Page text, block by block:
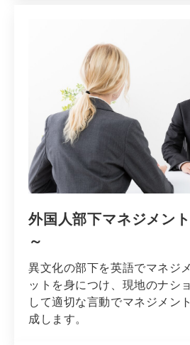
外国人部下マネジメン
～
異文化の部下を英語でマネジ
ットを身につけ、現地のナシ
して適切な言動でマネジメン
成します。